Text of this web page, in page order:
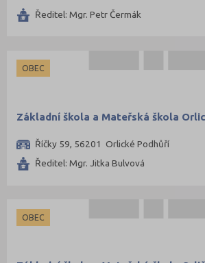
Ředitel: Mgr. Petr Čermák
OBEC
Základní škola a Mateřská škola
Říčky 59, 56201 Orlické Podhůří
Ředitel: Mgr. Jitka Bulvová
OBEC